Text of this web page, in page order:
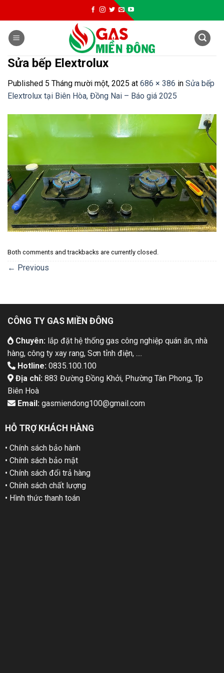
to
content
Sửa bếp Elextrolux
Published 5 Tháng mười một, 2025 at 686 × 386 in Sửa bếp
Elextrolux tại Biên Hòa, Đồng Nai – Báo giá 2025
Both comments and trackbacks are currently closed.
← Previous
CÔNG TY GAS MIỀN ĐÔNG
Chuyên:lắp đặt hệ thống gas công nghiệp quán ăn, nhà
hàng, công ty xay rang, Sơn tỉnh điện, ....
Hotline: 0835.100.100
Địa chỉ:883 Đường Đồng Khởi, Phường Tân Phong, Tp
Biên Hoà
Email:gasmiendong100@gmail.com
HỖ TRỢ KHÁCH HÀNG
• Chính sách bảo hành
• Chính sách bảo mật
• Chính sách đổi trả hàng
• Chính sách chất lượng
• Hình thức thanh toán